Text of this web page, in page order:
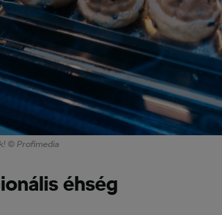
© Profimedia
éhség